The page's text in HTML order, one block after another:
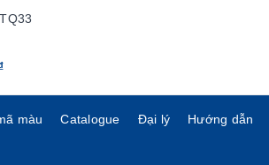
màu Catalogue Đại lý
Hướng dẫn